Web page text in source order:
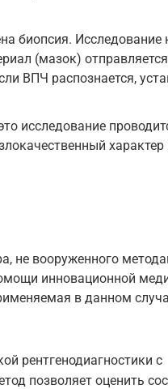
биопсия. Исследование
(мазок)
ВПЧ распознается,
исследование
характер
не вооруженного
инновационной
в данном
рентгенодиагностики с
позволяет оценить